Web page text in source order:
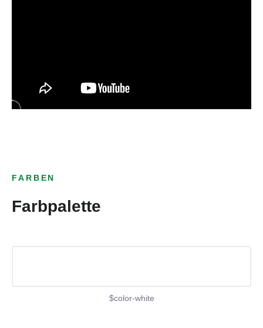
FARBEN
Farbpalette
$color-white